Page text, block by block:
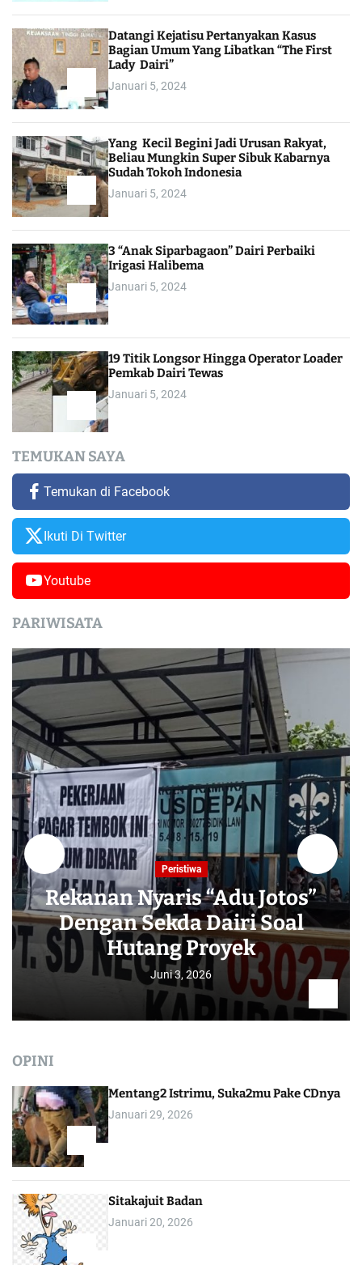
Datangi Kejatisu Pertanyakan Kasus
Bagian Umum Yang Libatkan “The First
Lady Dairi”
Januari 5, 2024
Yang Kecil Begini Jadi Urusan Rakyat,
Beliau Mungkin Super Sibuk Kabarnya
Sudah Tokoh Indonesia
Januari 5, 2024
3 “Anak Siparbagaon” Dairi Perbaiki
Irigasi Halibema
Januari 5, 2024
19 Titik Longsor Hingga Operator Loader
Pemkab Dairi Tewas
Januari 5, 2024
TEMUKAN SAYA
Temukan di Facebook
Ikuti Di Twitter
Youtube
PARIWISATA
Peristiwa
Rekanan Nyaris “Adu Jotos”
Dengan Sekda Dairi Soal
Hutang Proyek
Juni 3, 2026
OPINI
Mentang2 Istrimu, Suka2mu Pake CDnya
Januari 29, 2026
Sitakajuit Badan
Januari 20, 2026